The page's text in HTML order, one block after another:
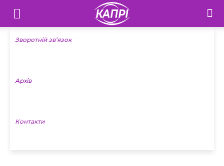
Телебачення
«Капрі»
Новини
Зворотній зв’язок
Архів
Контакти